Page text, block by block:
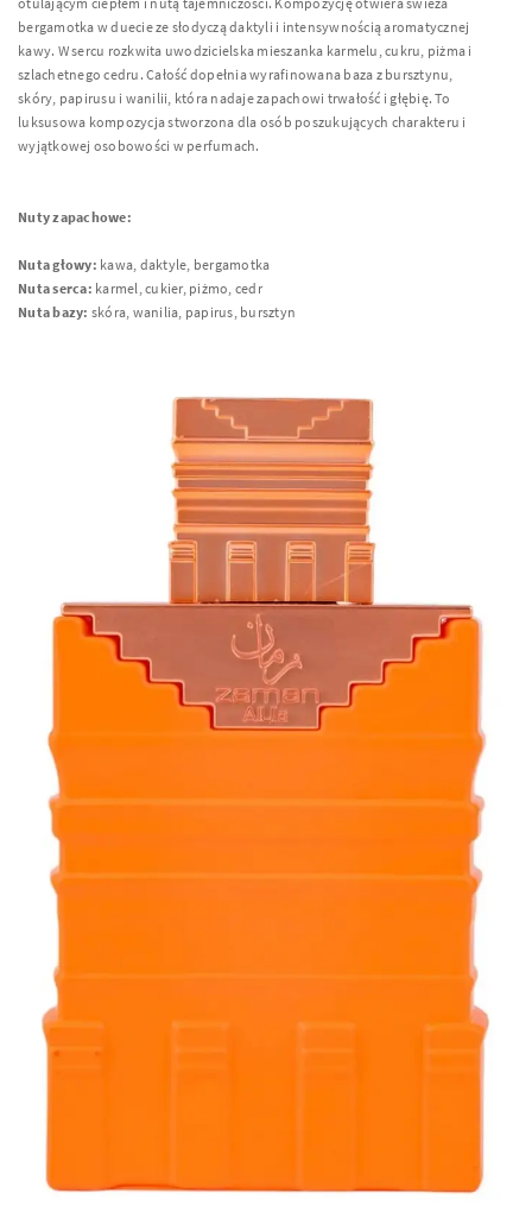
bergamotka w duecie ze słodyczą daktyli i intensywnością aromatycznej
kawy. W sercu rozkwita uwodzicielska mieszanka karmelu, cukru, piżma i
szlachetnego cedru. Całość dopełnia wyrafinowana baza z bursztynu,
skóry, papirusu i wanilii, która nadaje zapachowi trwałość i głębię. To
luksusowa kompozycja stworzona dla osób poszukujących charakteru i
wyjątkowej osobowości w perfumach.
Nuty zapachowe:
Nuta głowy: kawa, daktyle, bergamotka
Nuta serca: karmel, cukier, piżmo, cedr
Nuta bazy: skóra, wanilia, papirus, bursztyn